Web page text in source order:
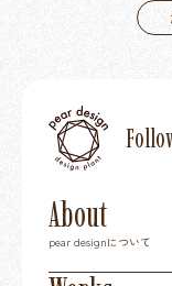
About
pear designについて